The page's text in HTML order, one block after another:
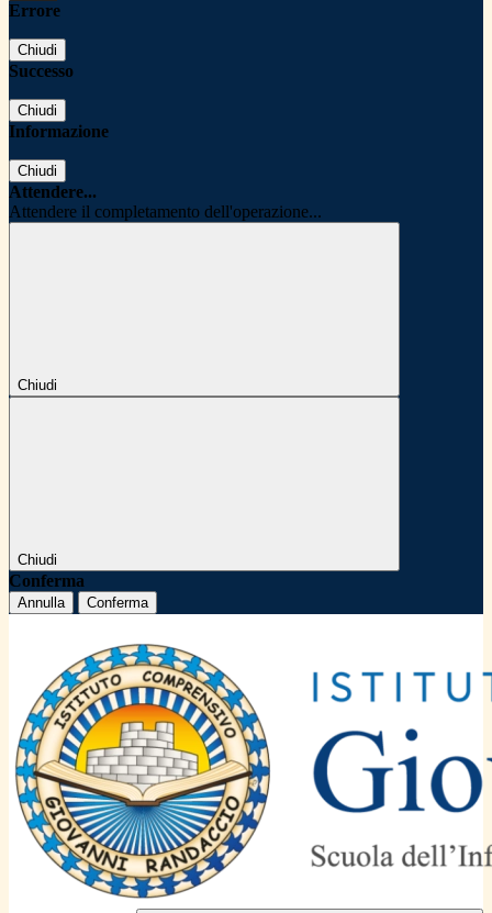
Errore
Chiudi
Successo
Chiudi
Informazione
Chiudi
Attendere...
Attendere il completamento dell'operazione...
Chiudi
Chiudi
Conferma
Annulla Conferma